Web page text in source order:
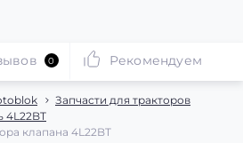
Запчасти для тракторов
4L22BT
клапана 4L22BT
0 Рекомендуем